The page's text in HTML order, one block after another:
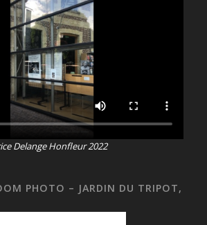
Delange Honfleur 2022
PHOTO – JARDIN DU TRIPOT,